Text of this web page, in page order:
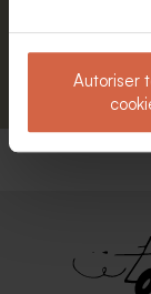
Autoriser